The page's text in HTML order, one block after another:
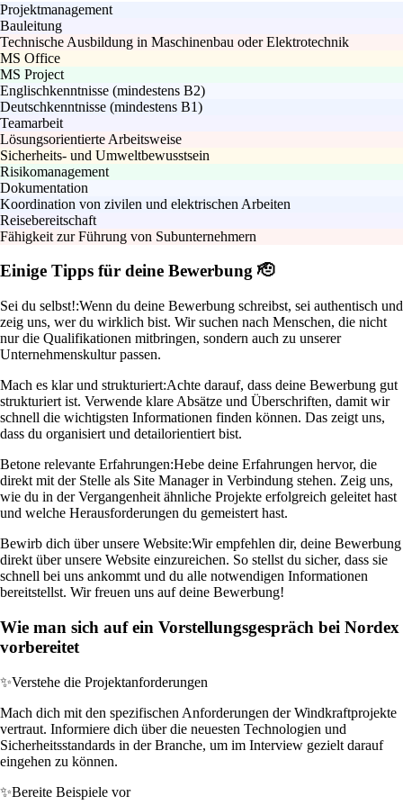
Projektmanagement
Bauleitung
Technische Ausbildung in Maschinenbau oder Elektrotechnik
MS Office
MS Project
Englischkenntnisse (mindestens B2)
Deutschkenntnisse (mindestens B1)
Teamarbeit
Lösungsorientierte Arbeitsweise
Sicherheits- und Umweltbewusstsein
Risikomanagement
Dokumentation
Koordination von zivilen und elektrischen Arbeiten
Reisebereitschaft
Fähigkeit zur Führung von Subunternehmern
Einige Tipps für deine Bewerbung 🫡
Sei du selbst!:Wenn du deine Bewerbung schreibst, sei authentisch und
zeig uns, wer du wirklich bist. Wir suchen nach Menschen, die nicht
nur die Qualifikationen mitbringen, sondern auch zu unserer
Unternehmenskultur passen.
Mach es klar und strukturiert:Achte darauf, dass deine Bewerbung gut
strukturiert ist. Verwende klare Absätze und Überschriften, damit wir
schnell die wichtigsten Informationen finden können. Das zeigt uns,
dass du organisiert und detailorientiert bist.
Betone relevante Erfahrungen:Hebe deine Erfahrungen hervor, die
direkt mit der Stelle als Site Manager in Verbindung stehen. Zeig uns,
wie du in der Vergangenheit ähnliche Projekte erfolgreich geleitet hast
und welche Herausforderungen du gemeistert hast.
Bewirb dich über unsere Website:Wir empfehlen dir, deine Bewerbung
direkt über unsere Website einzureichen. So stellst du sicher, dass sie
schnell bei uns ankommt und du alle notwendigen Informationen
bereitstellst. Wir freuen uns auf deine Bewerbung!
Wie man sich auf ein Vorstellungsgespräch bei Nordex
vorbereitet
✨Verstehe die Projektanforderungen
Mach dich mit den spezifischen Anforderungen der Windkraftprojekte
vertraut. Informiere dich über die neuesten Technologien und
Sicherheitsstandards in der Branche, um im Interview gezielt darauf
eingehen zu können.
✨Bereite Beispiele vor